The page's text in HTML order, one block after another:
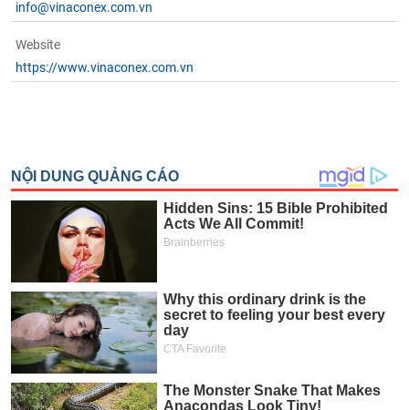
info@vinaconex.com.vn
Website
https://www.vinaconex.com.vn